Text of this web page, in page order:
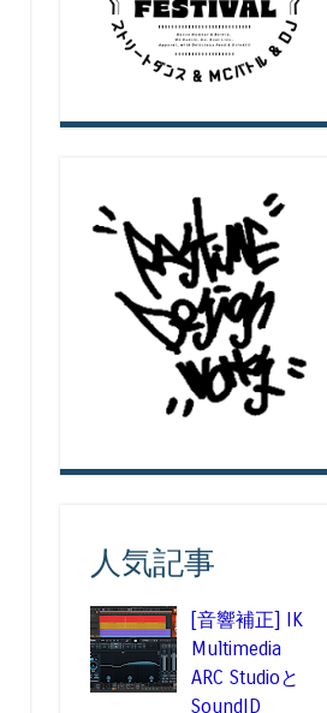
人気記事
[音響補正] IK
Multimedia
ARC Studioと
SoundID